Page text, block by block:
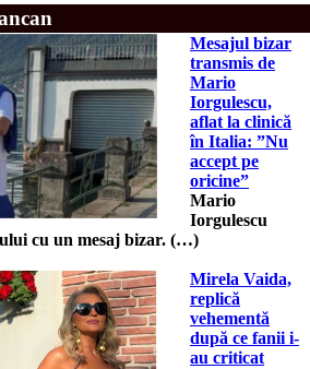
Mesajul bizar
transmis de
Mario
Iorgulescu,
aflat la clinică
în Italia: ”Nu
accept pe
oricine”
Mario
Iorgulescu
cu un mesaj bizar. (…)
Mirela Vaida,
replică
vehementă
după ce fanii i-
au criticat